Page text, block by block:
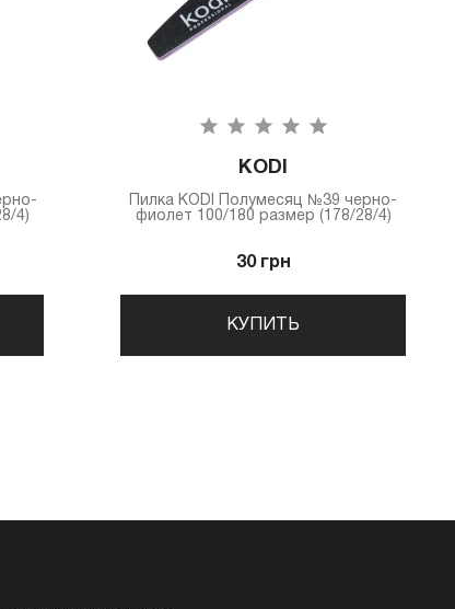
4)
KODI
Пилка КODI Полумесяц №39 черно-
фиолет 100/180 размер (178/28/4)
30 грн
КУПИТЬ